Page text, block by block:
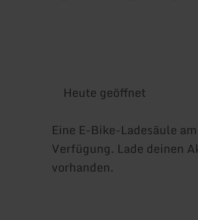
Heute geöffnet
Eine E-Bike-Ladesäule
Verfügung. Lade deinen
vorhanden.